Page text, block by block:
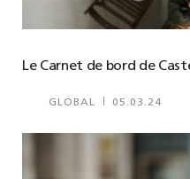
Le Carnet de bord de
GLOBAL 05.03.24